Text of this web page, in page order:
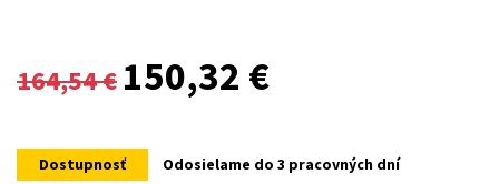
164,54€
Original
was:
150,32 €
is:
Dostupnosť Odosielame do 3 pracovných dní